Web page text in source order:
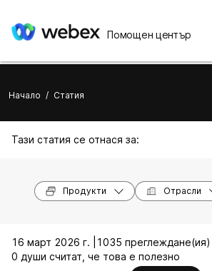
Помощен център
Начало / Статия
Тази статия се отнася за:
Продукти Отрасли
16 март 2026 г. |
1035 преглеждане(ия) |
0 души считат, че това е полезно